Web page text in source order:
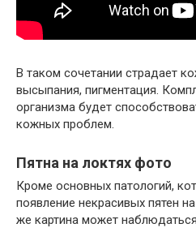
В таком сочетании страдает
высыпания, пигментация.
организма будет
кожных проблем.
Пятна на локтях фото
Кроме основных патологий,
появление некрасивых пятен
же картина может